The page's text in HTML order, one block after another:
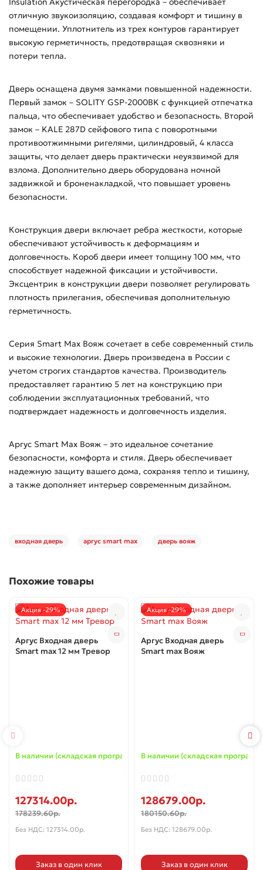
отличную звукоизоляцию, создавая комфорт и тишину в
помещении. Уплотнитель из трех контуров гарантирует
высокую герметичность, предотвращая сквозняки и
потери тепла.
Дверь оснащена двумя замками повышенной надежности.
Первый замок – SOLITY GSP-2000BK с функцией отпечатка
пальца, что обеспечивает удобство и безопасность. Второй
замок – KALE 287D сейфового типа с поворотными
противоотжимными ригелями, цилиндровый, 4 класса
защиты, что делает дверь практически неуязвимой для
взлома. Дополнительно дверь оборудована ночной
задвижкой и броненакладкой, что повышает уровень
безопасности.
Конструкция двери включает ребра жесткости, которые
обеспечивают устойчивость к деформациям и
долговечность. Короб двери имеет толщину 100 мм, что
способствует надежной фиксации и устойчивости.
Эксцентрик в конструкции двери позволяет регулировать
плотность прилегания, обеспечивая дополнительную
герметичность.
Серия Smart Max Вояж сочетает в себе современный стиль
и высокие технологии. Дверь произведена в России с
учетом строгих стандартов качества. Производитель
предоставляет гарантию 5 лет на конструкцию при
соблюдении эксплуатационных требований, что
подтверждает надежность и долговечность изделия.
Аргус Smart Max Вояж – это идеальное сочетание
безопасности, комфорта и стиля. Дверь обеспечивает
надежную защиту вашего дома, сохраняя тепло и тишину,
а также дополняет интерьер современным дизайном.
входная дверь аргус smart max дверь вояж
Похожие товары
Акция -29%
Аргус Входная дверь
Smart max 12 мм Тревор
В наличии (складская программа) ✓
127314.00р.
178239.60р.
Без НДС: 127314.00р.
Заказ в один клик
Акция -29%
Аргус Входная дверь
Smart max Вояж
В наличии (складская
128679.00р.
180150.60р.
Без НДС: 128679.00р.
Заказ в один клик